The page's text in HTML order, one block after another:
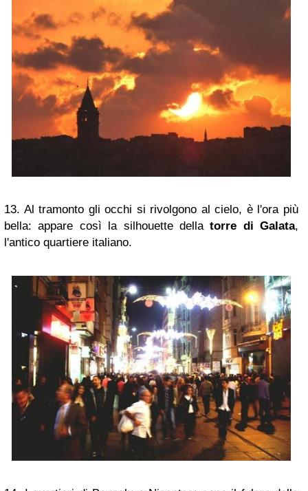
13. Al tramonto gli occhi si rivolgono al cielo, è l'ora più
bella:appare così la silhouette dellatorre di Galata,
l'antico quartiere italiano.